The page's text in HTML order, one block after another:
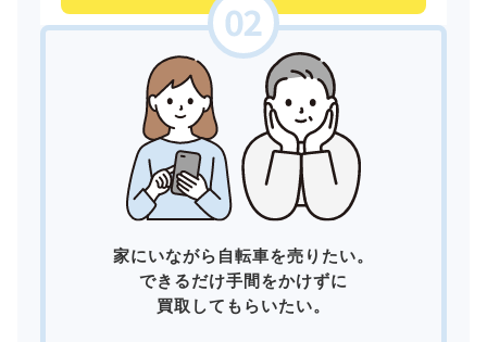
家にいながら自転車を売りたい。
できるだけ手間をかけずに
買取してもらいたい。